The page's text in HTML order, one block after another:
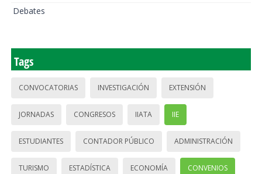
Debates
Tags
CONVOCATORIAS INVESTIGACIÓN EXTENSIÓN
JORNADAS CONGRESOS IIATA IIE
ESTUDIANTES CONTADOR PÚBLICO ADMINISTRACIÓN
TURISMO ESTADÍSTICA ECONOMÍA CONVENIOS